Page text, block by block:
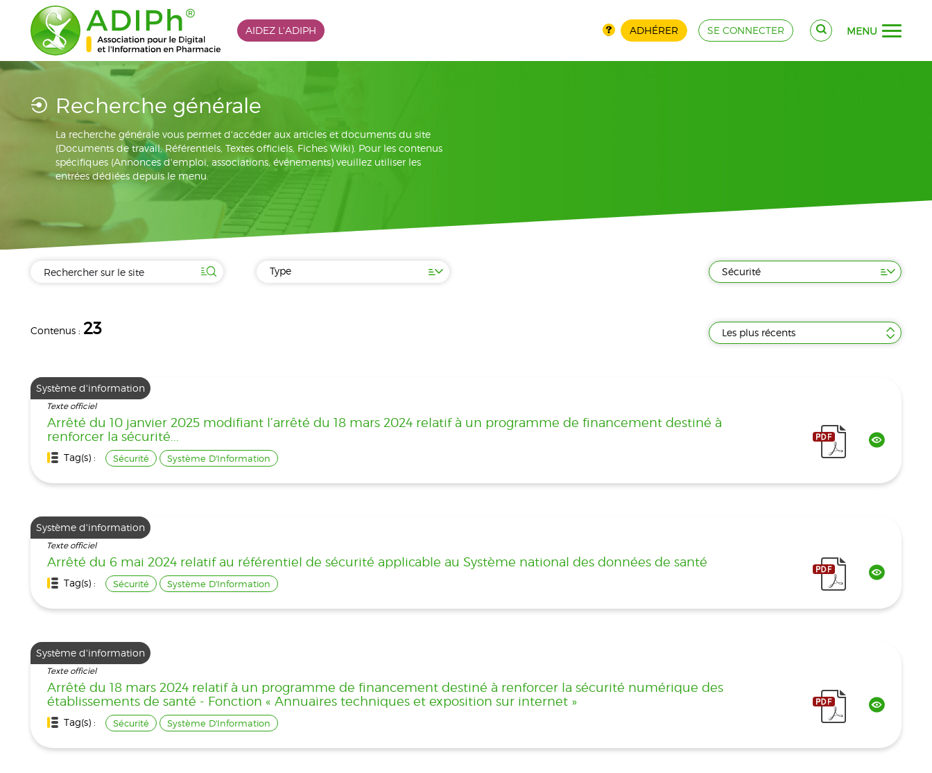
AIDEZ L'ADIPH ADHÉRER SE CONNECTER MENU
Recherche générale
La recherche générale vous permet d'accéder aux articles et documents du site
(Documents de travail, Référentiels, Textes officiels, Fiches Wiki). Pour les contenus
spécifiques (Annonces d'emploi, associations, événements) veuillez utiliser les
entrées dédiées depuis le menu.
Type Sécurité
Contenus : 23 Les plus récents
Système d'information
Texte officiel
Arrêté du 10 janvier 2025 modifiant l’arrêté du 18 mars 2024 relatif à un programme de financement destiné à
renforcer la sécurité...
Tag(s) : Sécurité Système D'Information
Système d'information
Texte officiel
Arrêté du 6 mai 2024 relatif au référentiel de sécurité applicable au Système national des données de santé
Tag(s) : Sécurité Système D'Information
Système d'information
Texte officiel
Arrêté du 18 mars 2024 relatif à un programme de financement destiné à renforcer la sécurité numérique des
établissements de santé - Fonction « Annuaires techniques et exposition sur internet »
Tag(s) : Sécurité Système D'Information